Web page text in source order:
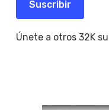
Suscribir
Únete a otros 32K